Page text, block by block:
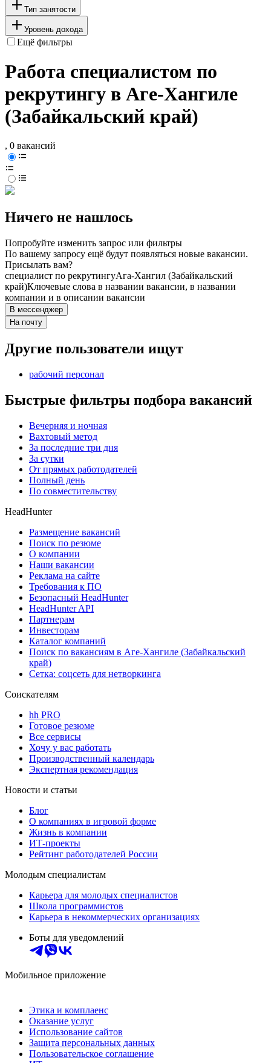
Тип занятости
Уровень дохода
Ещё фильтры
Работа специалистом по
рекрутингу в Аге-Хангиле
(Забайкальский край)
, 0 вакансий
Ничего не нашлось
Попробуйте изменить запрос или фильтры
По вашему запросу ещё будут появляться новые вакансии.
Присылать вам?
специалист по рекрутингуАга-Хангил (Забайкальский
край)Ключевые слова в названии вакансии, в названии
компании и в описании вакансии
В мессенджер
На почту
Другие пользователи ищут
рабочий персонал
Быстрые фильтры подбора вакансий
Вечерняя и ночная
Вахтовый метод
За последние три дня
За сутки
От прямых работодателей
Полный день
По совместительству
HeadHunter
Размещение вакансий
Поиск по резюме
О компании
Наши вакансии
Реклама на сайте
Требования к ПО
Безопасный HeadHunter
HeadHunter API
Партнерам
Инвесторам
Каталог компаний
Поиск по вакансиям в Аге-Хангиле (Забайкальский
край)
Сетка: соцсеть для нетворкинга
Соискателям
hh PRO
Готовое резюме
Все сервисы
Хочу у вас работать
Производственный календарь
Экспертная рекомендация
Новости и статьи
Блог
О компаниях в игровой форме
Жизнь в компании
ИТ-проекты
Рейтинг работодателей России
Молодым специалистам
Карьера для молодых специалистов
Школа программистов
Карьера в некоммерческих организациях
Боты для уведомлений
Мобильное приложение
Этика и комплаенс
Оказание услуг
Использование сайтов
Защита персональных данных
Пользовательское соглашение